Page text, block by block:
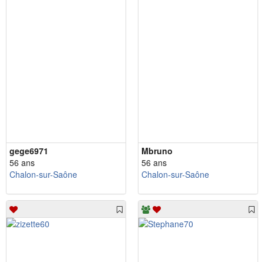
gege6971
56 ans
Chalon-sur-Saône
Mbruno
56 ans
Chalon-sur-Saône